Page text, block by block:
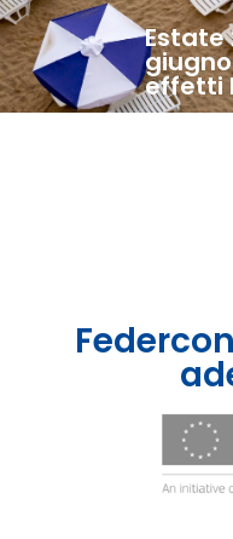
Estate
effetti